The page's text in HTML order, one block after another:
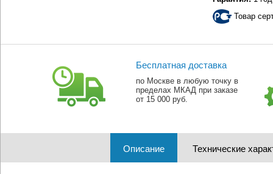
Товар
Бесплатная доставка
по Москве в любую точку в
пределах МКАД при заказе
от 15 000 руб.
Описание Технические